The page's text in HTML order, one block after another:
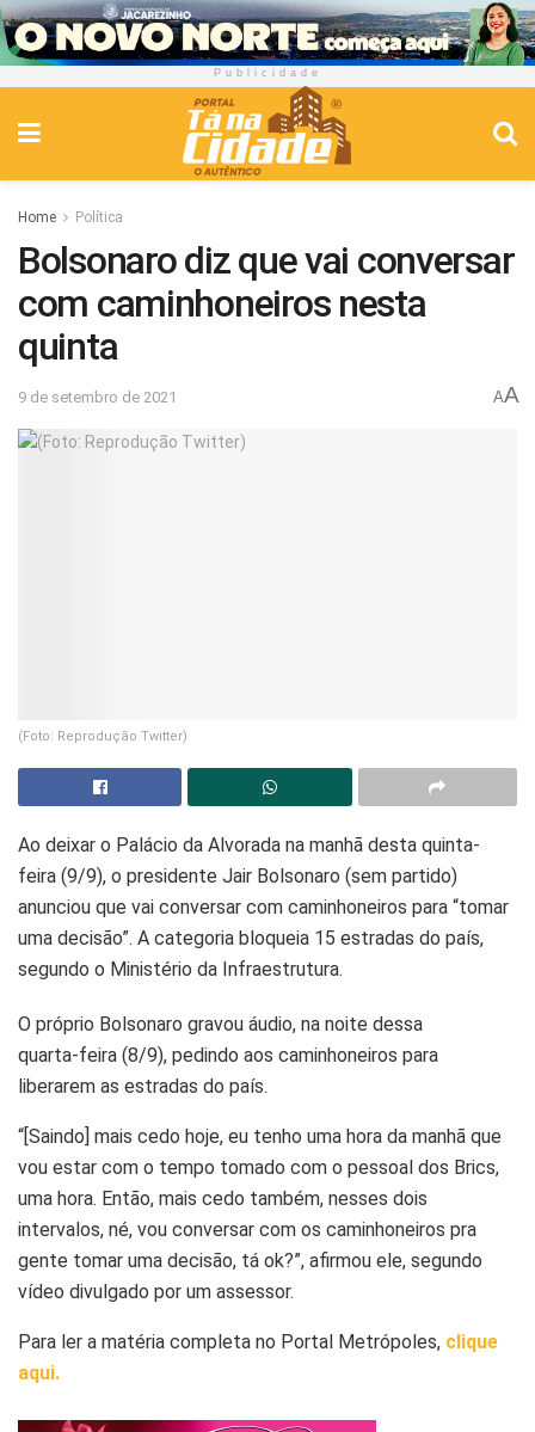
Publicidade
Home Política
Bolsonaro diz que vai conversar
com caminhoneiros nesta
quinta
9 de setembro de 2021 AA
(Foto: Reprodução Twitter)
Ao deixar o Palácio da Alvorada na manhã desta quinta-
feira (9/9), o presidente Jair Bolsonaro (sem partido)
anunciou que vai conversar com caminhoneiros para “tomar
uma decisão”. A categoria bloqueia 15 estradas do país,
segundo o Ministério da Infraestrutura.
O próprio Bolsonaro gravou áudio, na noite dessa
quarta-feira (8/9), pedindo aos caminhoneiros para
liberarem as estradas do país.
“[Saindo] mais cedo hoje, eu tenho uma hora da manhã que
vou estar com o tempo tomado com o pessoal dos Brics,
uma hora. Então, mais cedo também, nesses dois
intervalos, né, vou conversar com os caminhoneiros pra
gente tomar uma decisão, tá ok?”, afirmou ele, segundo
vídeo divulgado por um assessor.
Para ler a matéria completa no Portal Metrópoles, clique
aqui.